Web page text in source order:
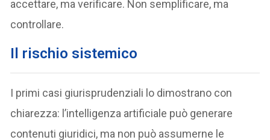
accettare, ma verificare. Non semplificare, ma
controllare.
Il rischio sistemico
I primi casi giurisprudenziali lo dimostrano con
chiarezza: l’intelligenza artificiale può generare
contenuti giuridici, ma non può assumerne le